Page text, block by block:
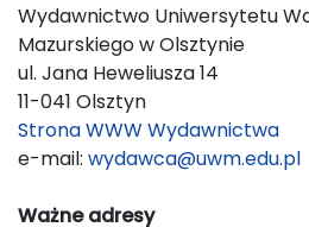
Wydawnictwo Uniwersytetu
Mazurskiego w Olsztynie
ul. Jana Heweliusza 14
11-041 Olsztyn
Strona WWW Wydawnictwa
e-mail: wydawca@uwm.edu.pl
Ważne adresy